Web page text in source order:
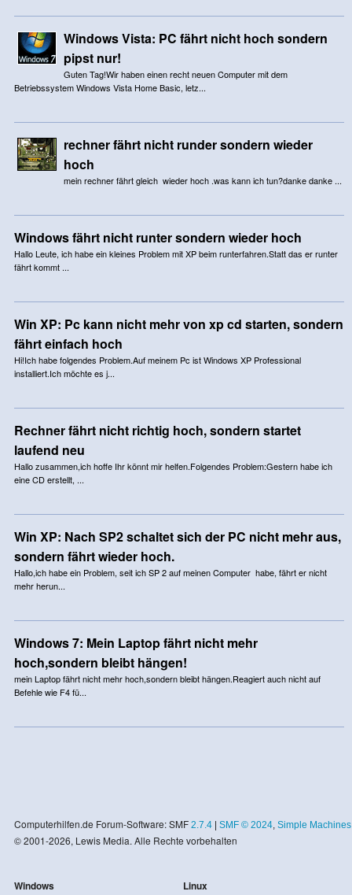
Windows Vista: PC fährt nicht hoch sondern
pipst nur!
Guten Tag!Wir haben einen recht neuen Computer mit dem
Betriebssystem Windows Vista Home Basic, letz...
rechner fährt nicht runder sondern wieder
hoch
mein rechner fährt gleich wieder hoch .was kann ich tun?danke danke ...
Windows fährt nicht runter sondern wieder hoch
Hallo Leute, ich habe ein kleines Problem mit XP beim runterfahren.Statt das er runter
fährt kommt ...
Win XP: Pc kann nicht mehr von xp cd starten, sondern
fährt einfach hoch
Hi!Ich habe folgendes Problem.Auf meinem Pc ist Windows XP Professional
installiert.Ich möchte es j...
Rechner fährt nicht richtig hoch, sondern startet
laufend neu
Hallo zusammen,ich hoffe Ihr könnt mir helfen.Folgendes Problem:Gestern habe ich
eine CD erstellt, ...
Win XP: Nach SP2 schaltet sich der PC nicht mehr aus,
sondern fährt wieder hoch.
Hallo,ich habe ein Problem, seit ich SP 2 auf meinen Computer habe, fährt er nicht
mehr herun...
Windows 7: Mein Laptop fährt nicht mehr
hoch,sondern bleibt hängen!
mein Laptop fährt nicht mehr hoch,sondern bleibt hängen.Reagiert auch nicht auf
Befehle wie F4 fü...
Computerhilfen.de Forum-Software: SMF 2.7.4| SMF © 2024, Simple Machines
© 2001-2026, Lewis Media. Alle Rechte vorbehalten
Windows Linux